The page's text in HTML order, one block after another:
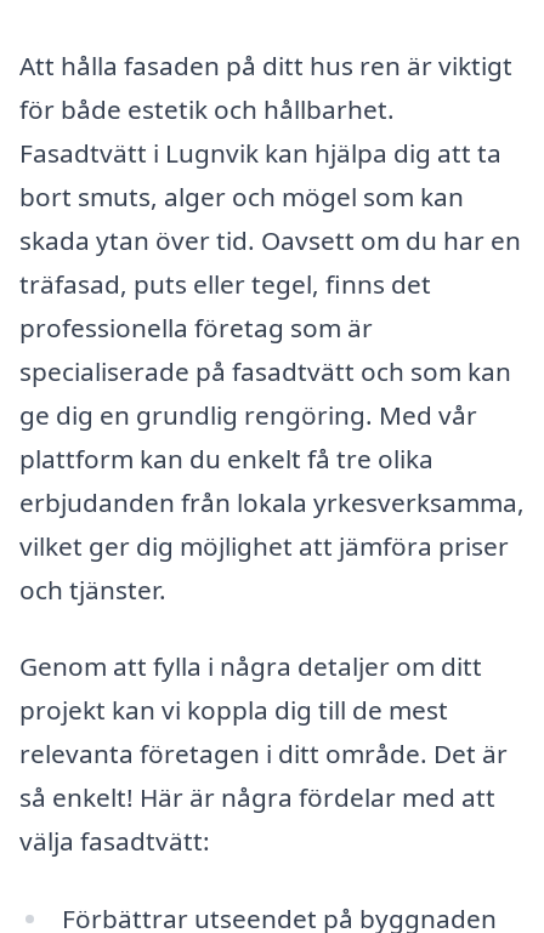
Att hålla fasaden på ditt hus ren är viktigt
för både estetik och hållbarhet.
Fasadtvätt i Lugnvik kan hjälpa dig att ta
bort smuts, alger och mögel som kan
skada ytan över tid. Oavsett om du har en
träfasad, puts eller tegel, finns det
professionella företag som är
specialiserade på fasadtvätt och som kan
ge dig en grundlig rengöring. Med vår
plattform kan du enkelt få tre olika
erbjudanden från lokala yrkesverksamma,
vilket ger dig möjlighet att jämföra priser
och tjänster.
Genom att fylla i några detaljer om ditt
projekt kan vi koppla dig till de mest
relevanta företagen i ditt område. Det är
så enkelt! Här är några fördelar med att
välja fasadtvätt:
Förbättrar utseendet på byggnaden